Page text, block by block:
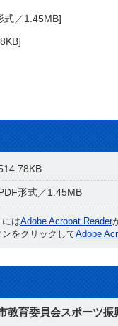
式／1.45MB]
形式／1.45MB
はAdobe Acrobat Reader
をクリックしてAdobe
育委員会スポーツ振